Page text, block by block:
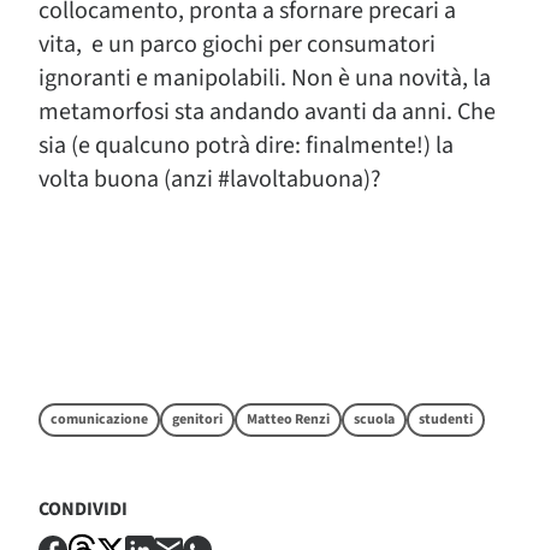
collocamento, pronta a sfornare precari a
vita, e un parco giochi per consumatori
ignoranti e manipolabili. Non è una novità, la
metamorfosi sta andando avanti da anni. Che
sia (e qualcuno potrà dire: finalmente!) la
volta buona (anzi #lavoltabuona)?
comunicazione genitori Matteo Renzi scuola studenti
CONDIVIDI